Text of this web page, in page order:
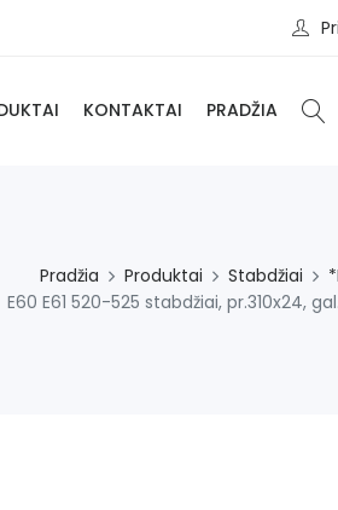
KONTAKTAI PRADŽIA
Pradžia Produktai Stabdžiai
E60 E61 520-525 stabdžiai, pr.310x24,